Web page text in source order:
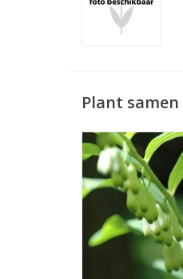
Plant
April/mei, groen/
Onmisbaar in de
INFO EN